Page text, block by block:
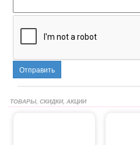
Отправить
ТОВАРЫ, СКИДКИ, АКЦИИ